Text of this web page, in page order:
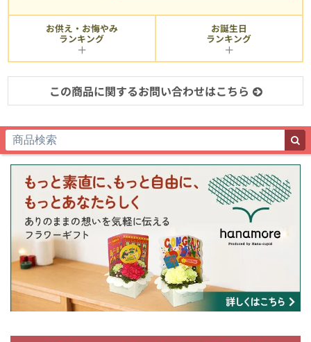
お供え・お悔やみ
ランキング
お誕生日
ランキング
この商品に関するお問い合わせはこちら